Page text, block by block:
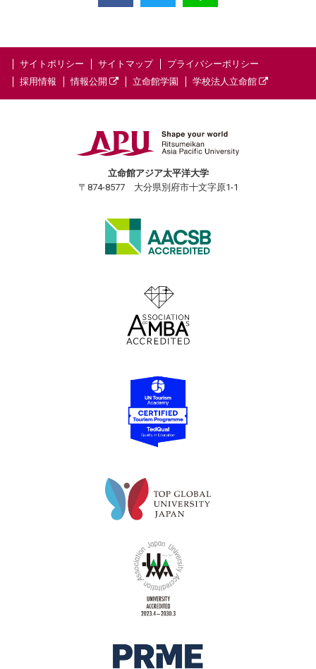
サイトポリシー サイトマップ
プライバシーポリシー
採用情報
情報公開 立命館学園 学校法人立命館
立命館アジア太平洋大学
〒874-8577 大分県別府市十文字原1-1